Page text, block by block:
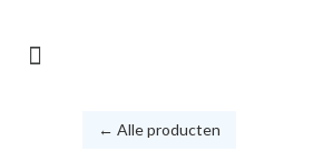
← Alle producten